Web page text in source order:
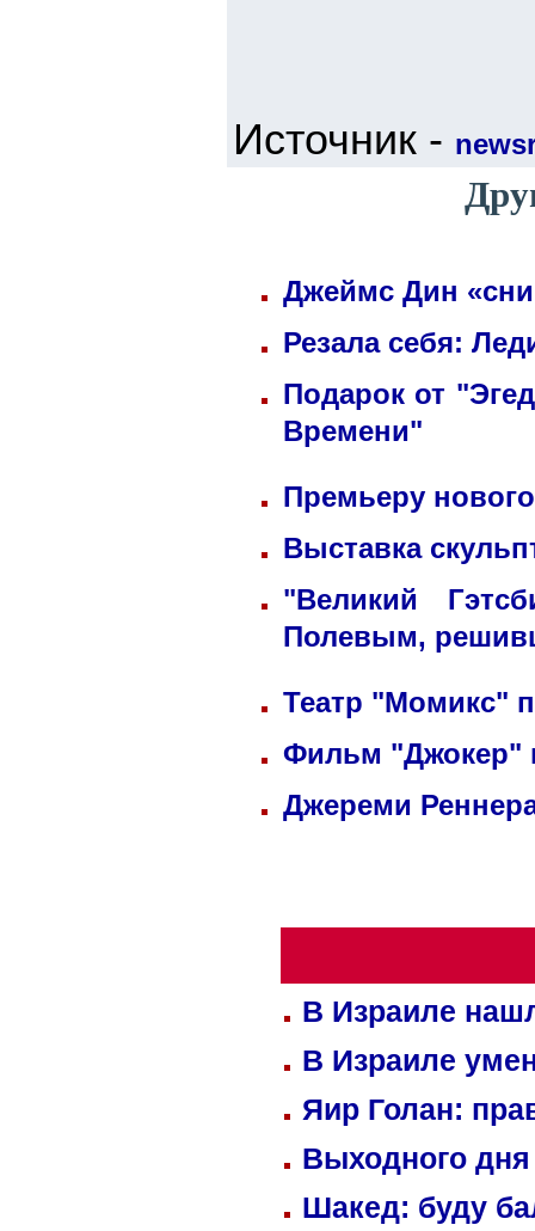
Источник -
Джеймс Дин
Резала себя:
Подарок от
Времени"
Премьеру
Выставка
"Великий
Полевым,
Театр "Момикс"
Фильм "Джокер"
Джереми
В Израиле
В Израиле
Яир Голан:
Выходного
Шакед: буду